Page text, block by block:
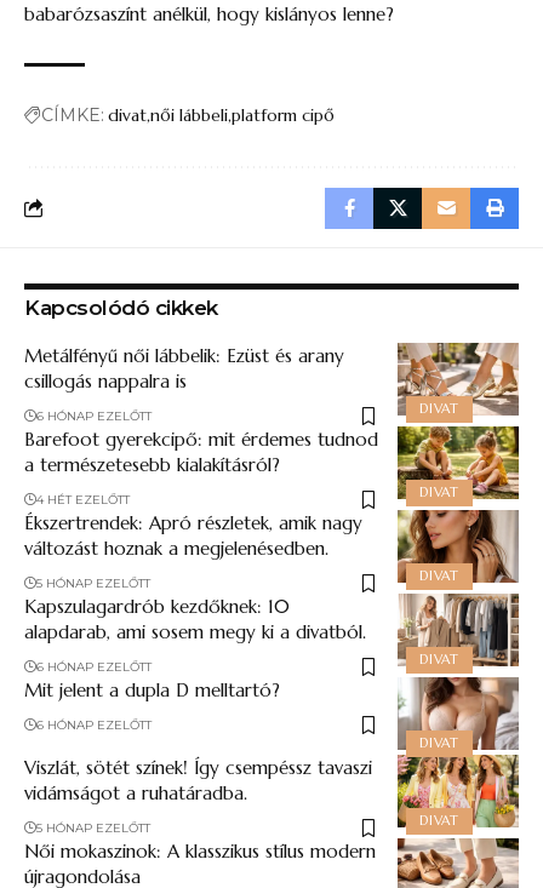
babarózsaszínt anélkül, hogy kislányos lenne?
CÍMKE: divatnői lábbeliplatform cipő
Kapcsolódó cikkek
DIVAT
Metálfényű női lábbelik: Ezüst és arany
csillogás nappalra is
6 HÓNAP EZELŐTT
DIVAT
Barefoot gyerekcipő: mit érdemes tudnod
a természetesebb kialakításról?
4 HÉT EZELŐTT
DIVAT
Ékszertrendek: Apró részletek, amik nagy
változást hoznak a megjelenésedben.
5 HÓNAP EZELŐTT
DIVAT
Kapszulagardrób kezdőknek: 10
alapdarab, ami sosem megy ki a divatból.
6 HÓNAP EZELŐTT
DIVAT
Mit jelent a dupla D melltartó​?
6 HÓNAP EZELŐTT
DIVAT
Viszlát, sötét színek! Így csempéssz tavaszi
vidámságot a ruhatáradba.
5 HÓNAP EZELŐTT
Női mokaszinok: A klasszikus stílus modern
újragondolása